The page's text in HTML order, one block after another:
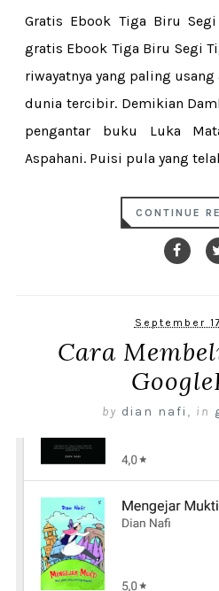
Gratis Ebook Tiga Biru
gratis Ebook Tiga Biru Segi
riwayatnya yang paling
dunia tercibir. Demikian
pengantar buku Luka
Aspahani. Puisi pula yang
CONTINUE
September
Cara
by dian nafi , in